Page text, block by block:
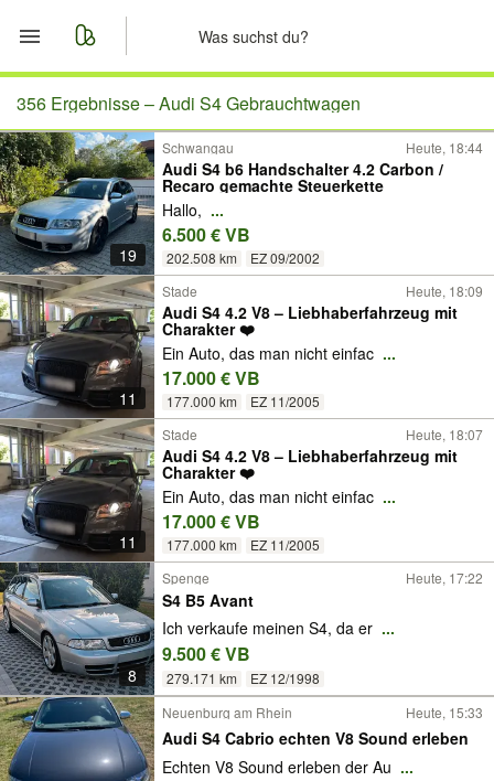
Start
Merkliste
Nachrichten
Anzeige aufgeben
356 Ergebnisse –Audi S4 Gebrauchtwagen
19
Schwangau Heute, 18:44
Audi S4 b6 Handschalter 4.2 Carbon /
Recaro gemachte Steuerkette
Hallo, ...
6.500 € VB
202.508 km EZ 09/2002
11
Stade Heute, 18:09
Audi S4 4.2 V8 – Liebhaberfahrzeug mit
Charakter ❤️
Ein Auto, das man nicht einfac ...
17.000 € VB
177.000 km EZ 11/2005
11
Stade Heute, 18:07
Audi S4 4.2 V8 – Liebhaberfahrzeug mit
Charakter ❤️
Ein Auto, das man nicht einfac ...
17.000 € VB
177.000 km EZ 11/2005
8
Spenge Heute, 17:22
S4 B5 Avant
Ich verkaufe meinen S4, da er ...
9.500 € VB
279.171 km EZ 12/1998
Neuenburg am Rhein Heute, 15:33
Audi S4 Cabrio echten V8 Sound erleben
Echten V8 Sound erleben der Au ...